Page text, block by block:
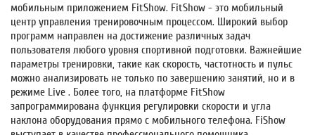
мобильным приложением FitShow. FitShow - это мобильный
центр управления тренировочным процессом. Широкий выбор
программ направлен на достижение различных задач
пользователя любого уровня спортивной подготовки. Важнейшие
параметры тренировки, такие как скорость, частотность и пульс
можно анализировать не только по завершению занятий, но и в
режиме Live . Более того, на платформе FitShow
запрограммирована функция регулировки скорости и угла
наклона оборудования прямо с мобильного телефона. FiShow